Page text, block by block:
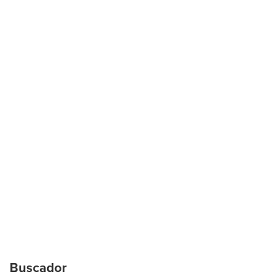
Buscador